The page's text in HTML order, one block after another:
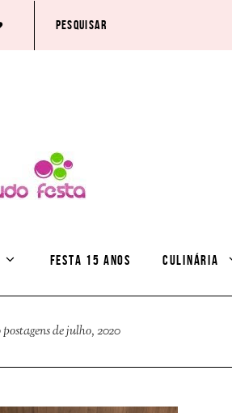
FESTA 15 ANOS CULINÁRIA
de julho, 2020